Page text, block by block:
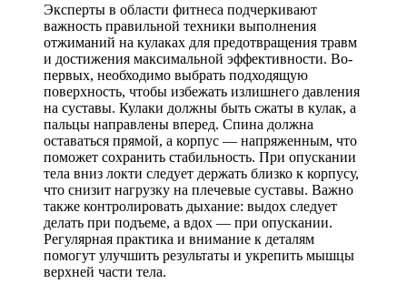
Эксперты в области фитнеса подчеркивают
важность правильной техники выполнения
отжиманий на кулаках для предотвращения травм
и достижения максимальной эффективности. Во-
первых, необходимо выбрать подходящую
поверхность, чтобы избежать излишнего давления
на суставы. Кулаки должны быть сжаты в кулак, а
пальцы направлены вперед. Спина должна
оставаться прямой, а корпус — напряженным, что
поможет сохранить стабильность. При опускании
тела вниз локти следует держать близко к корпусу,
что снизит нагрузку на плечевые суставы. Важно
также контролировать дыхание: выдох следует
делать при подъеме, а вдох — при опускании.
Регулярная практика и внимание к деталям
помогут улучшить результаты и укрепить мышцы
верхней части тела.